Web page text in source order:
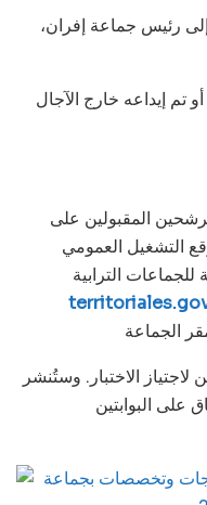
رئيس جماعة إفران،
تم إيداعه خارج الآجال
المقبولين على
الجماعة
لاجتياز الاختبار. وستُنشر
على البوابتين